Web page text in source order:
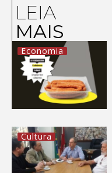
LEIA
MAIS
Economia
Cultura